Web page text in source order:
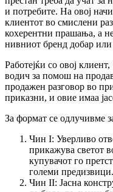
и потребите. На овој
клиентот во смислени
кохерентни прашања, а не
нивниот бренд добар или
Работејќи со овој
водич за помош на
продажен разговор во
приказни, и овие имаа
За формат се одлучивме
Чин I: Уверливо
прикажува светот
купувачот го
големи предизвици.
Чин II: Jасна